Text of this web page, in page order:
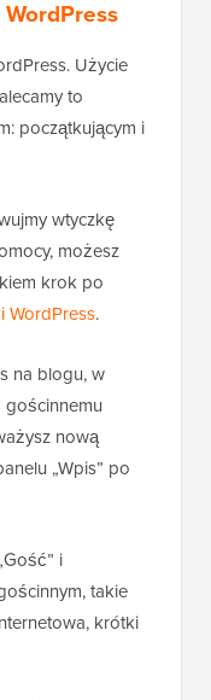
Użycie
to
początkującym i
wtyczkę
możesz
krok po
WordPress.
na blogu, w
nową
„Wpis” po
i
takie
krótki